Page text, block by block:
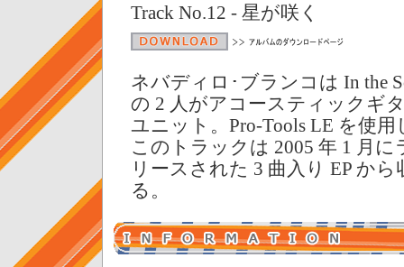
Track No.12 - 星が咲く
ネバディロ･ブランコは In the
の 2 人がアコースティックギ
ユニット。Pro-Tools LE を使
このトラックは 2005 年 1 月
リースされた 3 曲入り EP か
る。